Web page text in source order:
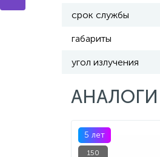
срок службы
габариты
угол излучения
АНАЛОГИ
5 лет
150